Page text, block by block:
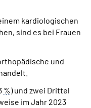
kardiologischen
sind es bei Frauen
und
%) und zwei Drittel
im Jahr 2023